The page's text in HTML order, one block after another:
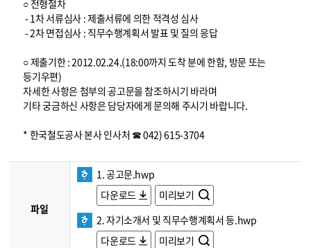
○ 전형절차
- 1차 서류심사 : 제출서류에 의한 적격성 심사
- 2차 면접심사 : 직무수행계획서 발표 및 질의 응답
○ 제출기한 : 2012.02.24.(18:00까지 도착 분에 한함, 방문 또는
등기우편)
자세한 사항은 첨부의 공고문을 참조하시기 바라며
기타 궁금하신 사항은 담당자에게 문의해 주시기 바랍니다.
* 한국철도공사 본사 인사처 ☎ 042) 615-3704
파일
1. 공고문.hwp
다운로드
미리보기
2. 자기소개서 및 직무수행계획서 등.hwp
다운로드
미리보기